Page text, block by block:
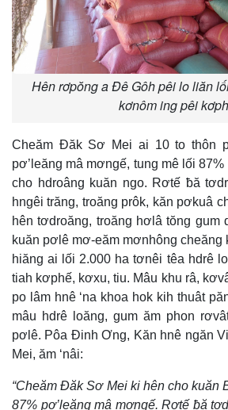
Hên rơpŏng a Đê Gôh pêi lo liăn
kơnôm ing pêi
Cheăm Đăk Sơ Mei ai 10 to thôn
pơ’leăng mâ mơngế, tung mê lối
cho hdroâng kuăn ngo. Rơtế ƀă
hngêi trăng, troăng prôk, kăn pơkuâ
hên tơdroăng, troăng hơlâ tŏng gum
kuăn pơlê mơ-eăm mơnhông cheăng
hiăng ai lối 2.000 ha tơnêi têa hdrê
tiah kơphế, kơxu, tiu. Mâu khu râ,
po lâm hnê ‘na khoa hok kih thuât
mâu hdrê loăng, gum ăm phon
pơlê. Pôa Đinh Ơng, Kăn hnê ngăn
Mei, ăm ‘nâi:
“Cheăm Đăk Sơ Mei ki hên cho kuăn
87% pơ’leăng mâ mơngế. Rơtế ƀă